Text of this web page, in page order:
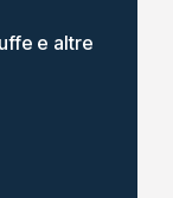
e altre